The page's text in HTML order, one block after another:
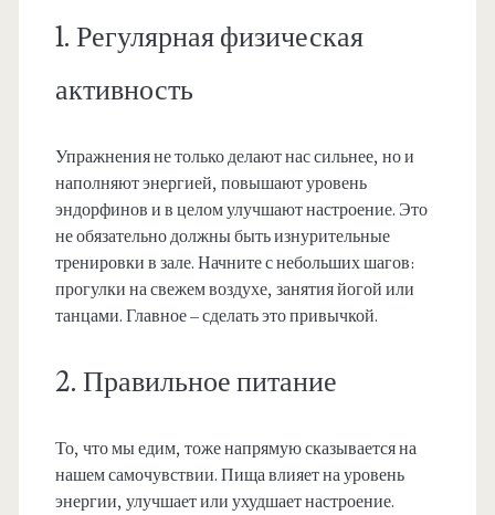
1. Регулярная физическая
активность
Упражнения не только делают нас сильнее, но и
наполняют энергией, повышают уровень
эндорфинов и в целом улучшают настроение. Это
не обязательно должны быть изнурительные
тренировки в зале. Начните с небольших шагов:
прогулки на свежем воздухе, занятия йогой или
танцами. Главное – сделать это привычкой.
2. Правильное питание
То, что мы едим, тоже напрямую сказывается на
нашем самочувствии. Пища влияет на уровень
энергии, улучшает или ухудшает настроение.